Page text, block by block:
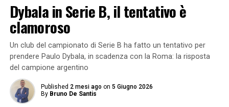
Dybala in Serie B, il tentativo è
clamoroso
Un club del campionato di Serie B ha fatto un tentativo per
prendere Paulo Dybala, in scadenza con la Roma: la risposta
del campione argentino
Published 2 mesi ago on 5 Giugno 2026
By Bruno De Santis